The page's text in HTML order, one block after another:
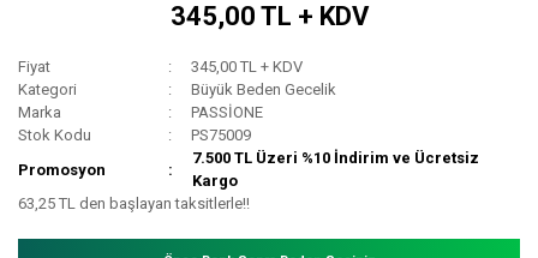
345,00 TL + KDV
Fiyat
345,00 TL + KDV
Kategori
Büyük Beden Gecelik
Marka
PASSİONE
Stok Kodu
PS75009
Promosyon
7.500 TL Üzeri %10 İndirim ve Ücretsiz
Kargo
63,25 TL den başlayan taksitlerle!!